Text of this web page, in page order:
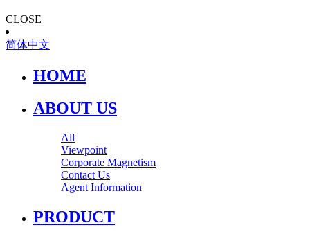
CLOSE
简体中文
HOME
ABOUT US
All
Viewpoint
Corporate Magnetism
Contact Us
Agent Information
PRODUCT